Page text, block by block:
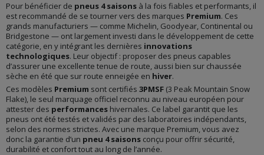
Pour bénéficier de pneus 4 saisons à la fois fiables et performants, il
est recommandé de se tourner vers des marques Premium. Ces
grands manufacturiers — comme Michelin, Goodyear, Continental ou
Bridgestone — ont largement investi dans le développement de cette
catégorie, en y intégrant les dernières innovations
technologiques. Leur objectif : proposer des pneus capables
d’assurer une excellente tenue de route, aussi bien sur chaussée
sèche en été que sur route enneigée en hiver.
Ces modèles Premium sont certifiés 3PMSF (3 Peak Mountain Snow
Flake), le seul marquage officiel reconnu au niveau européen pour
attester des performances hivernales. Ce label garantit que les
pneus ont été testés et validés par des laboratoires indépendants,
selon des normes strictes. Avec une marque Premium, vous avez
donc la garantie d’un pneu 4 saisons conçu pour offrir sécurité,
durabilité et confort tout au long de l’année.